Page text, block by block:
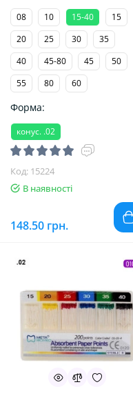
08 10 15-40
15
20
25 30
35
40
45-80 45
50
55
80 60
Форма:
конус. .02
Код: 15224
В наявності
148.50 грн.